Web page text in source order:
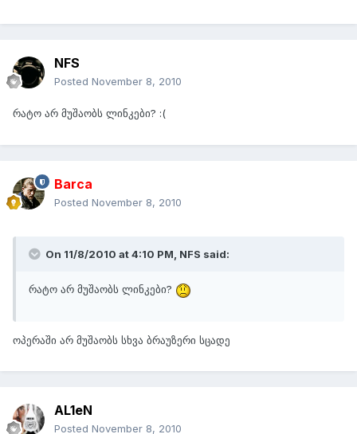
NFS
Posted November 8, 2010
რატო არ მუშაობს ლინკები? :(
Barca
Posted November 8, 2010
On 11/8/2010 at 4:10 PM, NFS said:
რატო არ მუშაობს ლინკები?
ოპერაში არ მუშაობს სხვა ბრაუზერი სცადე
AL1eN
Posted November 8, 2010